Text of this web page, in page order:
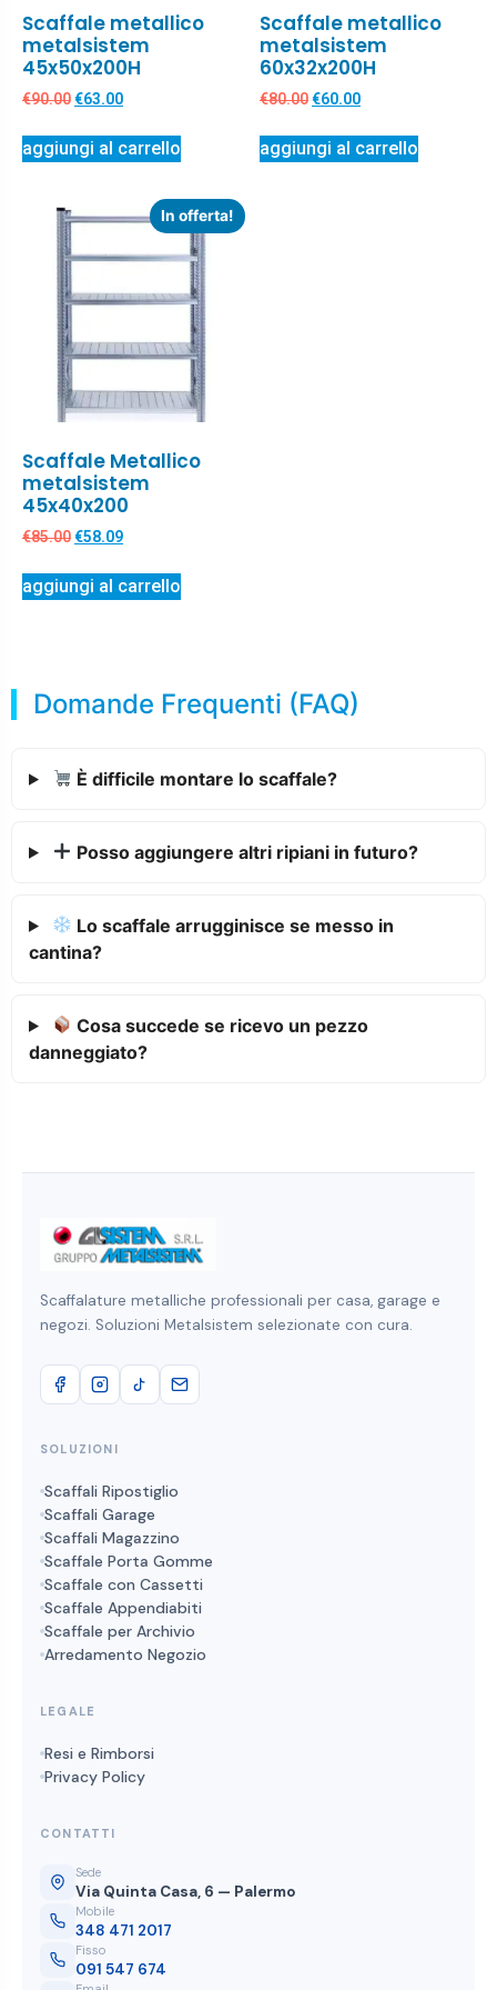
Scaffale metallico
metalsistem
45x50x200H
€90.00€63.00
aggiungi al carrello
Scaffale metallico
metalsistem
60x32x200H
€80.00€60.00
aggiungi al carrello
In offerta!
Scaffale Metallico
metalsistem
45x40x200
€85.00€58.09
aggiungi al carrello
Domande Frequenti (FAQ)
È difficile montare lo scaffale?
Posso aggiungere altri ripiani in futuro?
Lo scaffale arrugginisce se messo in
cantina?
Cosa succede se ricevo un pezzo
danneggiato?
Scaffalature metalliche professionali per casa, garage e
negozi. Soluzioni Metalsistem selezionate con cura.
SOLUZIONI
Scaffali Ripostiglio
Scaffali Garage
Scaffali Magazzino
Scaffale Porta Gomme
Scaffale con Cassetti
Scaffale Appendiabiti
Scaffale per Archivio
Arredamento Negozio
LEGALE
Resi e Rimborsi
Privacy Policy
CONTATTI
Sede
Via Quinta Casa, 6 — Palermo
Mobile
348 471 2017
Fisso
091 547 674